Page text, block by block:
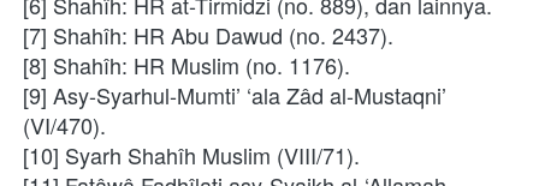
[7] Shahîh: HR Abu Dawud (no. 2437).
[8] Shahîh: HR Muslim (no. 1176).
[9] Asy-Syarhul-Mumti’ ‘ala Zâd al-Mustaqni’
(VI/470).
[10] Syarh Shahîh Muslim (VIII/71).